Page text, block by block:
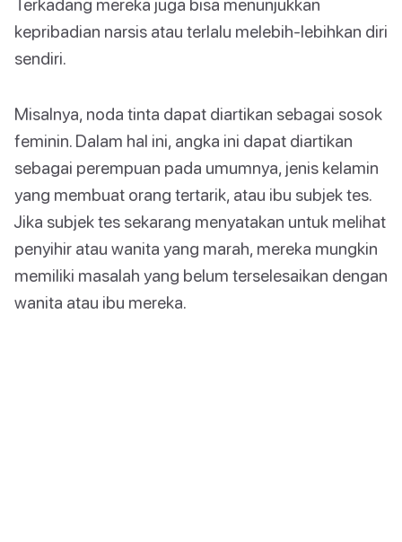
kepribadian narsis atau terlalu melebih-lebihkan diri
sendiri.
Misalnya, noda tinta dapat diartikan sebagai sosok
feminin. Dalam hal ini, angka ini dapat diartikan
sebagai perempuan pada umumnya, jenis kelamin
yang membuat orang tertarik, atau ibu subjek tes.
Jika subjek tes sekarang menyatakan untuk melihat
penyihir atau wanita yang marah, mereka mungkin
memiliki masalah yang belum terselesaikan dengan
wanita atau ibu mereka.